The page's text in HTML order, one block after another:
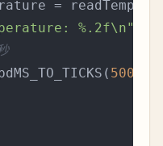
=
%.2f\n"
500